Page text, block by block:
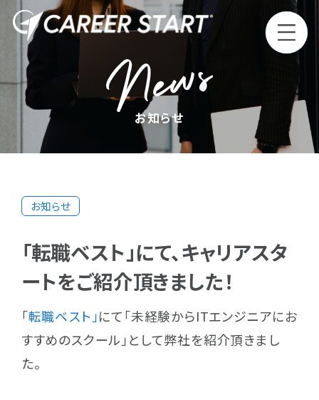
お知らせ
お知らせ
「転職ベスト」にて、キャリアスタ
ートをご紹介頂きました！
「転職ベスト」にて「未経験からITエンジニアにお
すすめのスクール」として弊社を紹介頂きまし
た。
Top
トップ
Philosophy
Service
Media
Member
社員紹介